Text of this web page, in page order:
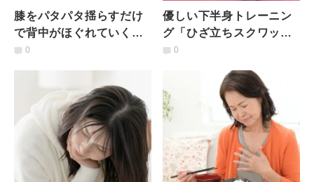
膝をパタパタ揺らすだけ
で背中がほぐれていく？
揺れるだけ→肩こり解消
0
優しい下半身トレーニン
グ「ひざ立ちスクワッ
ト」【冷房で体が冷えて
0